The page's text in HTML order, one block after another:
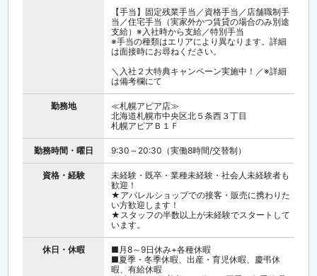
＼永年勤続表彰有／
◆勤続5年・15年の節目に社員の新たな挑戦を
応援する制有。
趣味・スキル習得など社員自身の成長につなが
る活動を応援します。
ショップスタッフとして10年以上勤務する社員
対象。
特別な体験を後押しする支援金を支給します。
※今年は韓国に行きました
【手当】固定残業手当／資格手当／店舗職制手
当／住宅手当（実家外かつ賃貸の場合のみ別途
支給）※入社時から支給／特別手当
※手当の種類はエリアにより異なります。詳細
は面接時にお尋ねください。
＼入社２大特典キャンペーン実施中！／※詳細
は備考欄にて
勤務地
≪札幌アピア店≫
北海道札幌市中央区北５条西３丁目
札幌アピアＢ１Ｆ
勤務時間・曜日 9:30～20:30（実働8時間/交替制）
資格・経験
未経験・既卒・業種未経験・社会人未経験者も
歓迎！
★アパレルショップでの接客・販売に携わりた
い方歓迎します！
★スタッフの半数以上が未経験でスタートして
います。
休日・休暇
■月8～9日休み+各種休暇
■夏季・冬季休暇、出産・育児休暇、慶弔休
暇、有給休暇